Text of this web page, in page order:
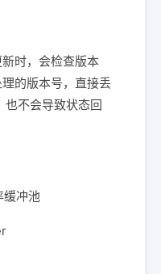
时，会检查版本
的版本号，直接丢
也不会导致状态回
缓冲池